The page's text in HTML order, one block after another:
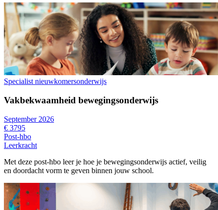
Specialist nieuwkomersonderwijs
Vakbekwaamheid bewegingsonderwijs
September 2026
€ 3795
Post-hbo
Leerkracht
Met deze post-hbo leer je hoe je bewegingsonderwijs actief, veilig
en doordacht vorm te geven binnen jouw school.